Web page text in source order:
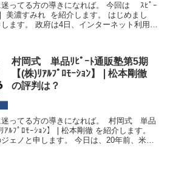
迷ってる方の導きになれば。 今回は ｽﾋﾟｰ
美濃すみれ を紹介します。 はじめまし
ます。 政府は4日、インターネット利用者
村岡式 単品ﾘﾋﾟｰﾄ通販塾第5期
【(株)ﾘｱﾙﾌﾟﾛﾓｰｼｮﾝ】❘松本剛徹
の評判は？
迷ってる方の導きになれば。 村岡式 単品
ｱﾙﾌﾟﾛﾓｰｼｮﾝ】❘松本剛徹 を紹介します。
ェノと申します。 今日は、20年前、米国